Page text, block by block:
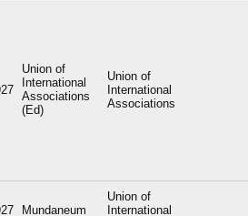
Union of
International
Associations
(Ed)
Union of
International
Associations
Mundaneum
Union of
International